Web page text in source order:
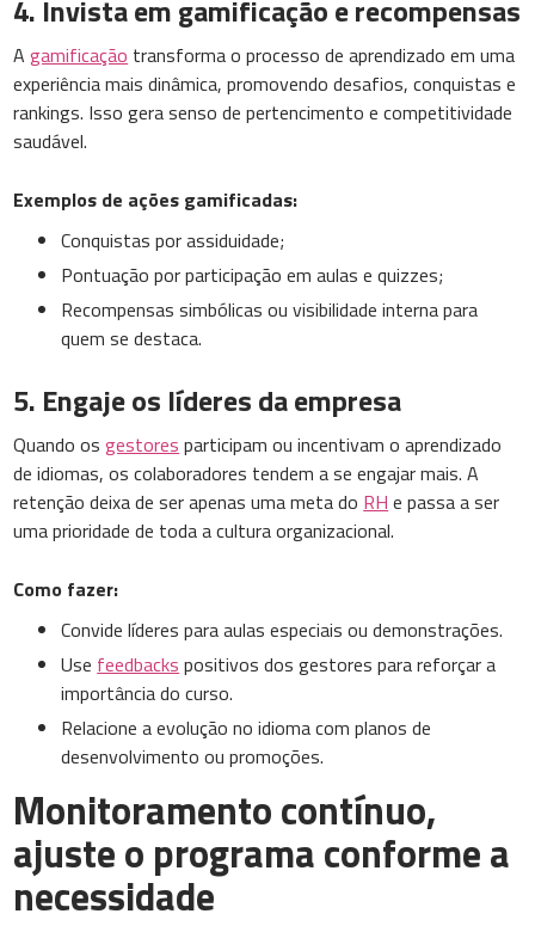
4. Invista em gamificação e recompensas
Agamificação transforma o processo de aprendizado em uma
experiência mais dinâmica, promovendo desafios, conquistas e
rankings. Isso gera senso de pertencimento e competitividade
saudável.
Exemplos de ações gamificadas:
Conquistas por assiduidade;
Pontuação por participação em aulas e quizzes;
Recompensas simbólicas ou visibilidade interna para
quem se destaca.
5. Engaje os líderes da empresa
Quando osgestores participam ou incentivam o aprendizado
de idiomas, os colaboradores tendem a se engajar mais. A
retenção deixa de ser apenas uma meta do RH e passa a ser
uma prioridade de toda a cultura organizacional.
Como fazer:
Convide líderes para aulas especiais ou demonstrações.
Use feedbacks positivos dos gestores para reforçar a
importância do curso.
Relacione a evolução no idioma com planos de
desenvolvimento ou promoções.
Monitoramento contínuo,
ajuste o programa conforme a
necessidade